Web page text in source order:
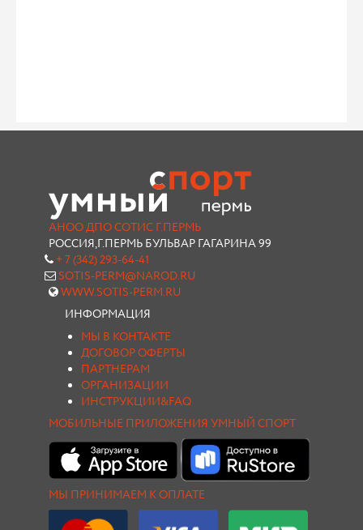
АНОО ДПО СОТИС Г.ПЕРМЬ
РОССИЯ,Г.ПЕРМЬ БУЛЬВАР ГАГАРИНА 99
+ 7 (342) 293-64-41
SOTIS-PERM@NAROD.RU
WWW.SOTIS-PERM.RU
ИНФОРМАЦИЯ
МЫ В КОНТАКТЕ
ДОГОВОР ОФЕРТЫ
ПАРТНЕРАМ
ОРГАНИЗАЦИИ
ИНСТРУКЦИИ&FAQ
МОБИЛЬНЫЕ ПРИЛОЖЕНИЯ УМНЫЙ СПОРТ
МЫ ПРИНИМАЕМ К ОПЛАТЕ